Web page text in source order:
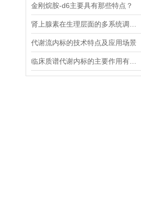
金刚烷胺-d6主要具有那些特点？
代谢流内标的技术特点及应用场景